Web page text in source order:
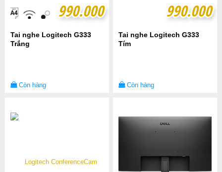
990.000
990.000
Tai nghe Logitech G333
Trắng
Còn hàng
990.000
990.000
Tai nghe Logitech G333
Tím
Còn hàng